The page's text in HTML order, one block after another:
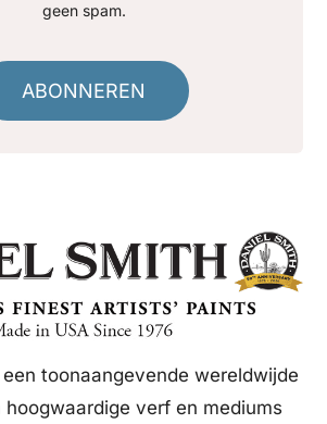
geen spam.
ABONNEREN
toonaangevende wereldwijde
verf en mediums